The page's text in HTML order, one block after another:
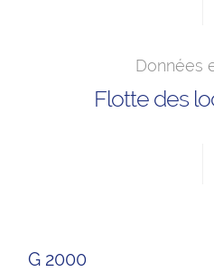
Données
Flotte des
G 2000